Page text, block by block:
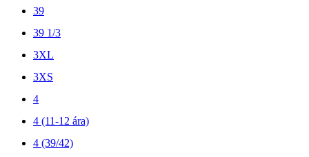
39
39 1/3
3XL
3XS
4
4 (11-12 ára)
4 (39/42)